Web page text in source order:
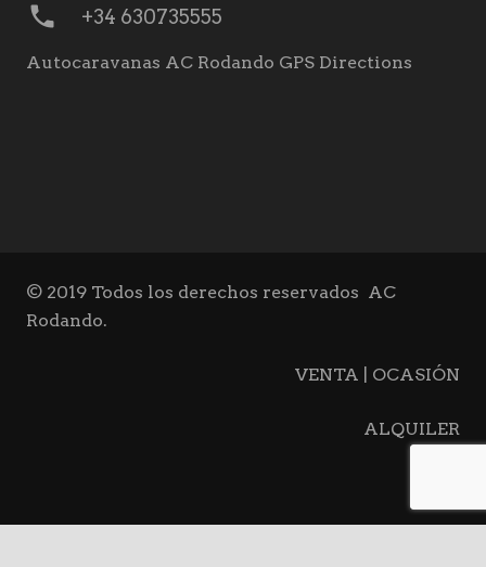
phone +34 630735555
Autocaravanas AC Rodando GPS Directions
© 2019 Todos los derechos reservados AC
Rodando.
VENTA | OCASIÓN
ALQUILER